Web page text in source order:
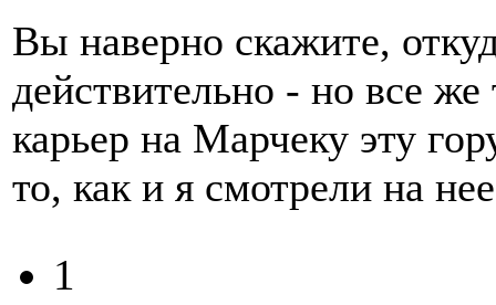
Вы наверно скажите,
действительно - но все
карьер на Марчеку эту
то, как и я смотрели на
1